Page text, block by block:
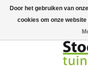
Toggle
navigation
Door het gebruiken van
cookies om onze